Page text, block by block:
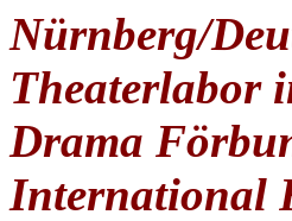
Nürnberg/
Theaterlabor
Drama
International